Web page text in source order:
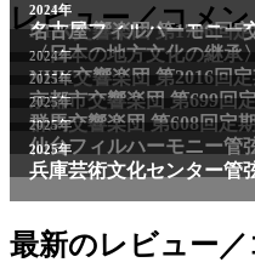
レビュー／コメ
2011年
NHK交響楽団 第1706回
2024年
名古屋フィルハーモニー
〈日本の地方文化の継承〉
2024年
NHK交響楽団 第2016回
2025年
京都市交響楽団 第699回
2025年
群馬交響楽団 第608回定
2025年
仙台フィルハーモニー管
2025年
兵庫芸術文化センター管
最新のレビュー／